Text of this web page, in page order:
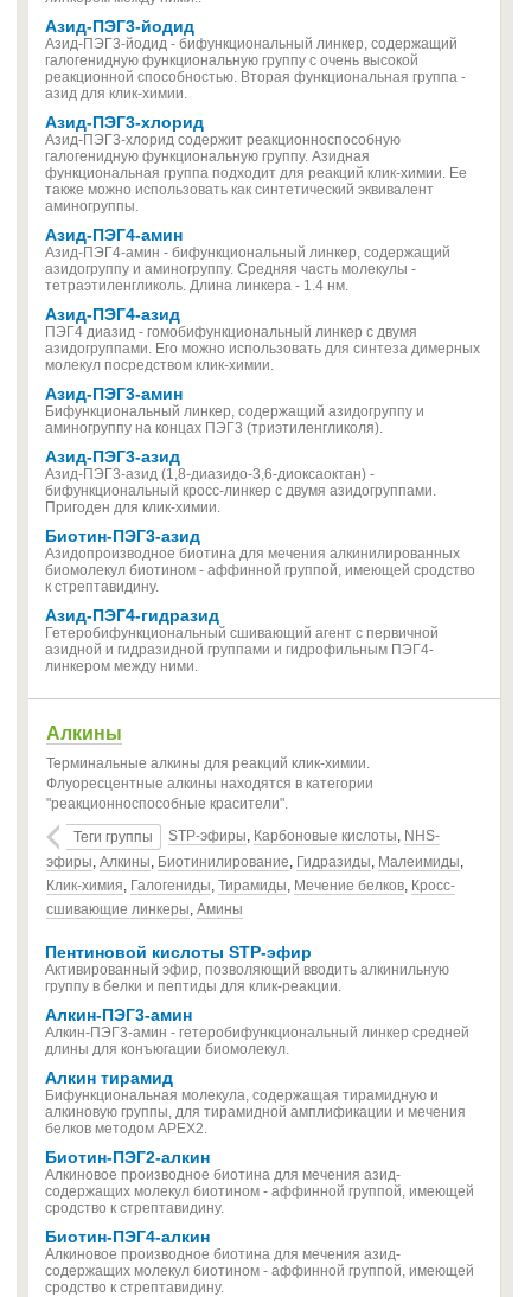
Азид-ПЭГ3-йодид
Азид-ПЭГ3-йодид - бифункциональный линкер, содержащий
галогенидную функциональную группу с очень высокой
реакционной способностью. Вторая функциональная группа -
азид для клик-химии.
Азид-ПЭГ3-хлорид
Азид-ПЭГ3-хлорид содержит реакционноспособную
галогенидную функциональную группу. Азидная
функциональная группа подходит для реакций клик-химии. Ее
также можно использовать как синтетический эквивалент
аминогруппы.
Азид-ПЭГ4-амин
Азид-ПЭГ4-амин - бифункциональный линкер, содержащий
азидогруппу и аминогруппу. Средняя часть молекулы -
тетраэтиленгликоль. Длина линкера - 1.4 нм.
Азид-ПЭГ4-aзид
ПЭГ4 диазид - гомобифункциональный линкер с двумя
азидогруппами. Его можно использовать для синтеза димерных
молекул посредством клик-химии.
Азид-ПЭГ3-амин
Бифункциональный линкер, содержащий азидогруппу и
аминогруппу на концах ПЭГ3 (триэтиленгликоля).
Азид-ПЭГ3-азид
Азид-ПЭГ3-азид (1,8-диазидо-3,6-диоксаоктан) -
бифункциональный кросс-линкер с двумя азидогруппами.
Пригоден для клик-химии.
Биотин-ПЭГ3-азид
Азидопроизводное биотина для мечения алкинилированных
биомолекул биотином - аффинной группой, имеющей сродство
к стрептавидину.
Азид-ПЭГ4-гидразид
Гетеробифункциональный сшивающий агент с первичной
азидной и гидразидной группами и гидрофильным ПЭГ4-
линкером между ними.
Алкины
Терминальные алкины для реакций клик-химии.
Флуоресцентные алкины находятся в категории
"реакционноспособные красители".
Теги группы
STP-эфиры, Карбоновые кислоты, NHS-
эфиры, Алкины, Биотинилирование, Гидразиды, Малеимиды,
Клик-химия, Галогениды, Тирамиды, Мечение белков, Кросс-
сшивающие линкеры, Амины
Пентиновой кислоты STP-эфир
Активированный эфир, позволяющий вводить алкинильную
группу в белки и пептиды для клик-реакции.
Алкин-ПЭГ3-амин
Алкин-ПЭГ3-амин - гетеробифункциональный линкер средней
длины для конъюгации биомолекул.
Алкин тирамид
Бифункциональная молекула, содержащая тирамидную и
алкиновую группы, для тирамидной амплификации и мечения
белков методом APEX2.
Биотин-ПЭГ2-алкин
Алкиновое производное биотина для мечения азид-
содержащих молекул биотином - аффинной группой, имеющей
сродство к стрептавидину.
Биотин-ПЭГ4-алкин
Алкиновое производное биотина для мечения азид-
содержащих молекул биотином - аффинной группой, имеющей
сродство к стрептавидину.